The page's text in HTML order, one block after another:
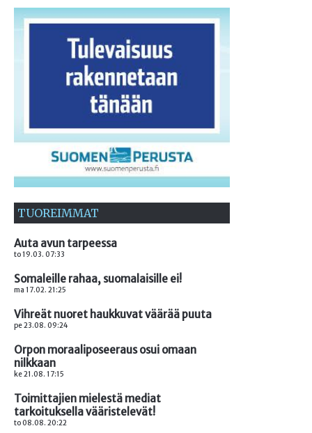
TUOREIMMAT
Auta avun tarpeessa
to 19.03. 07:33
Somaleille rahaa, suomalaisille ei!
ma 17.02. 21:25
Vihreät nuoret haukkuvat väärää puuta
pe 23.08. 09:24
Orpon moraaliposeeraus osui omaan
nilkkaan
ke 21.08. 17:15
Toimittajien mielestä mediat
tarkoituksella vääristelevät!
to 08.08. 20:22